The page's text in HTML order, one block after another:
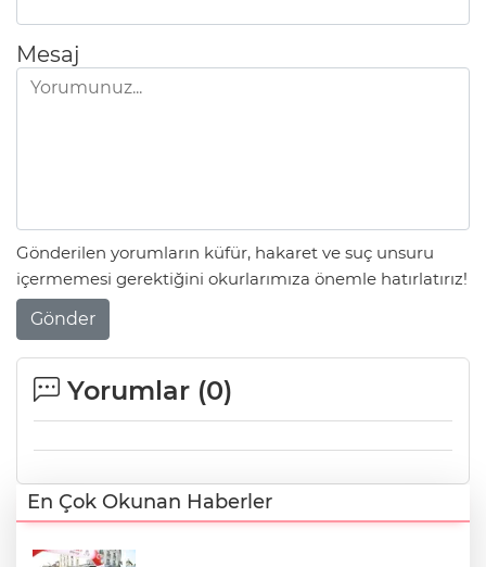
Mesaj
Gönderilen yorumların küfür, hakaret ve suç unsuru
içermemesi gerektiğini okurlarımıza önemle hatırlatırız!
Gönder
Yorumlar (0)
En Çok Okunan Haberler